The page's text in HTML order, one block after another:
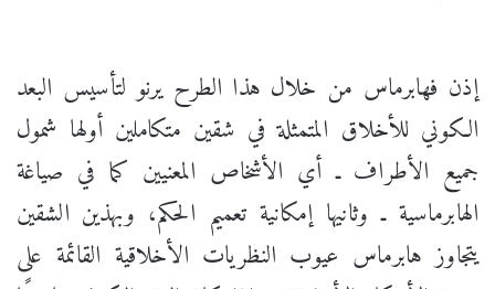
إذن فهابرماس من خلال هذا الطرح يرنو لتأسيس البعد
الكوني للأخلاق المتمثلة في شقين متكاملين أولها شمول
جميع الأطراف ـ أي الأشخاص المعنيين كما في صياغة
الهابرماسية ـ وثانيها إمكانية تعميم الحكم، وبهذين الشقين
يتجاوز هابرماس عيوب النظريات الأخلاقية القائمة على